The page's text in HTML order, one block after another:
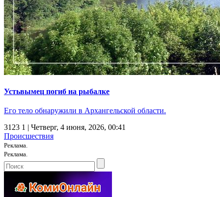
Устьвымец погиб на рыбалке
Его тело обнаружили в Архангельской области.
3123 1 | Четверг, 4 июня, 2026, 00:41
Происшествия
Реклама.
Реклама.